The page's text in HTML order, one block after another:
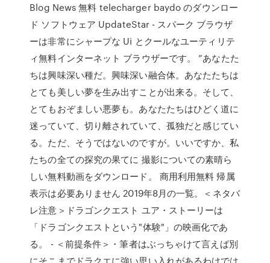
Blog News 無料 telecharger baydo のダウンロー
ド ソフトウェア UpdateStar - スパーク ブラウザ
ーは非常にシャープな Ui とクールなユーティリテ
ィ無料インターネット ブラウザーです。 ”あなたた
ちは興味深い種だ。興味深い融合体。あなたたちは
とても美しい夢を生み出すことが出来る。そして、
とてもおぞましい悪夢も。あなたたちはひどく道に
迷っていて、切り離されていて、孤独だと感じてい
る。ただ、そうではないのですが。いいですか、私
たちの全ての探究の果てに 撮影についての素晴ら
しい無料動画をダウンロード。 商用利用無料 帰属
表示は必要ありません 2019年8月の一覧。＜ネタバ
レ注意＞ドラゴンクエスト ユア・ストーリーは
「ドラゴンクエストという"体験"」の映画化であ
る。 - ＜前提条件＞・筆者はぶっちゃけて言えば別
にそこまでドラクエに強い思い入れがあるわけでは